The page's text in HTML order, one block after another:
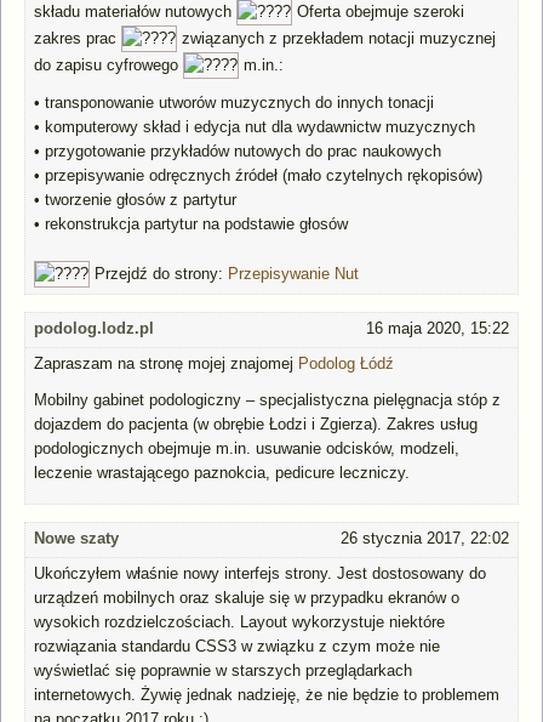
składu materiałów nutowych
Oferta obejmuje szeroki
zakres prac
związanych z przekładem notacji muzycznej
do zapisu cyfrowego
m.in.:
• transponowanie utworów muzycznych do innych tonacji
• komputerowy skład i edycja nut dla wydawnictw muzycznych
• przygotowanie przykładów nutowych do prac naukowych
• przepisywanie odręcznych źródeł (mało czytelnych rękopisów)
• tworzenie głosów z partytur
• rekonstrukcja partytur na podstawie głosów
Przejdź do strony: Przepisywanie Nut
podolog.lodz.pl
16 maja 2020, 15:22
Zapraszam na stronę mojej znajomej Podolog Łódź
Mobilny gabinet podologiczny – specjalistyczna pielęgnacja stóp z
dojazdem do pacjenta (w obrębie Łodzi i Zgierza). Zakres usług
podologicznych obejmuje m.in. usuwanie odcisków, modzeli,
leczenie wrastającego paznokcia, pedicure leczniczy.
Nowe szaty
26 stycznia 2017, 22:02
Ukończyłem właśnie nowy interfejs strony. Jest dostosowany do
urządzeń mobilnych oraz skaluje się w przypadku ekranów o
wysokich rozdzielczościach. Layout wykorzystuje niektóre
rozwiązania standardu CSS3 w związku z czym może nie
wyświetlać się poprawnie w starszych przeglądarkach
internetowych. Żywię jednak nadzieję, że nie będzie to problemem